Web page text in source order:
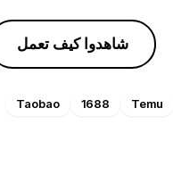
وأدلة
شاهدوا كيف تعمل
Temu
1688
Taobao